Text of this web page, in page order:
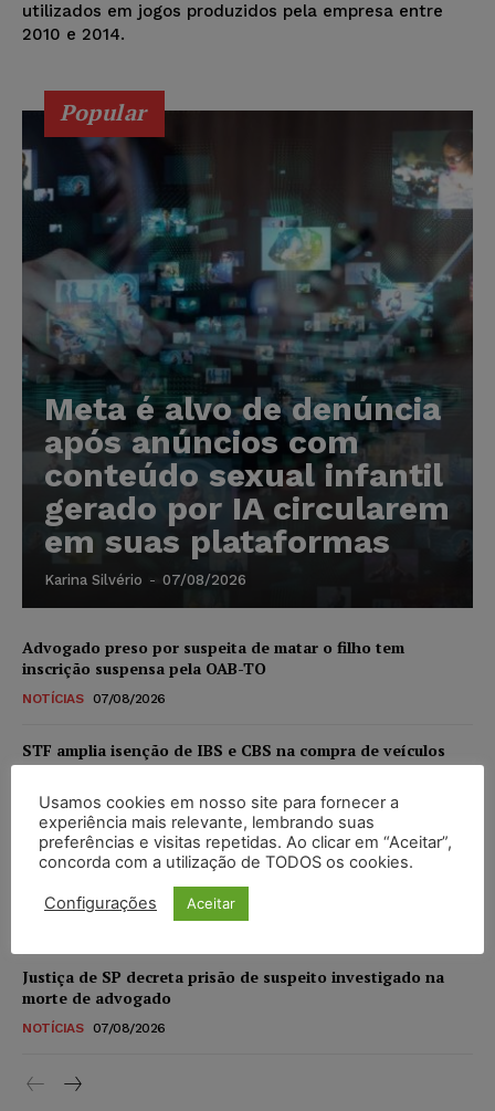
utilizados em jogos produzidos pela empresa entre
2010 e 2014.
Popular
Meta é alvo de denúncia
após anúncios com
conteúdo sexual infantil
gerado por IA circularem
em suas plataformas
Karina Silvério - 07/08/2026
Advogado preso por suspeita de matar o filho tem
inscrição suspensa pela OAB-TO
NOTÍCIAS 07/08/2026
STF amplia isenção de IBS e CBS na compra de veículos
novos para pessoas com deficiência e autistas de todos os
níveis
DIREITO TRIBUTÁRIO 07/08/2026
Justiça do Trabalho mantém justa causa de empregado que
vendia canetas emagrecedoras no local de trabalho
Justiça de SP decreta prisão de suspeito investigado na
morte de advogado
NOTÍCIAS 07/08/2026
Usamos cookies em nosso site para fornecer a
experiência mais relevante, lembrando suas
preferências e visitas repetidas. Ao clicar em “Aceitar”,
concorda com a utilização de TODOS os cookies.
Configurações Aceitar